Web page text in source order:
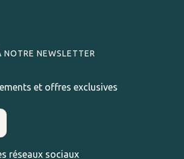
NEWSLETTER
et offres exclusives
réseaux sociaux